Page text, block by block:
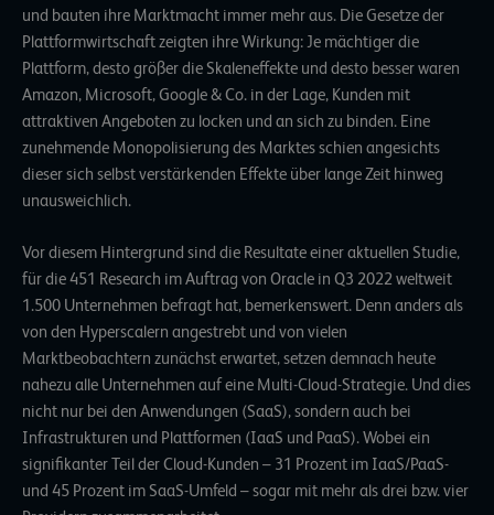
und bauten ihre Marktmacht immer mehr aus. Die Gesetze der
Plattformwirtschaft zeigten ihre Wirkung: Je mächtiger die
Plattform, desto größer die Skaleneffekte und desto besser waren
Amazon, Microsoft, Google & Co. in der Lage, Kunden mit
attraktiven Angeboten zu locken und an sich zu binden. Eine
zunehmende Monopolisierung des Marktes schien angesichts
dieser sich selbst verstärkenden Effekte über lange Zeit hinweg
unausweichlich.
Vor diesem Hintergrund sind die Resultate eineraktuellen Studie,
für die 451 Research im Auftrag von Oracle in Q3 2022 weltweit
1.500 Unternehmen befragt hat, bemerkenswert. Denn anders als
von den Hyperscalern angestrebt und von vielen
Marktbeobachtern zunächst erwartet, setzen demnach heute
nahezu alle Unternehmen auf eine Multi-Cloud-Strategie. Und dies
nicht nur bei den Anwendungen (SaaS), sondern auch bei
Infrastrukturen und Plattformen (IaaS und PaaS). Wobei ein
signifikanter Teil der Cloud-Kunden – 31 Prozent im IaaS/PaaS-
und 45 Prozent im SaaS-Umfeld – sogar mit mehr als drei bzw. vier